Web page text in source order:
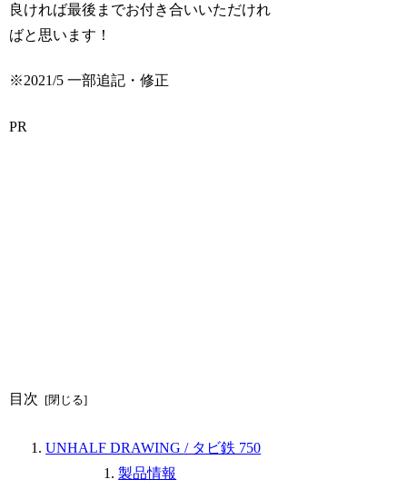
良ければ最後までお付き合いいただけれ
ばと思います！
※2021/5 一部追記・修正
PR
目次
UNHALF DRAWING / タビ鉄 750
製品情報